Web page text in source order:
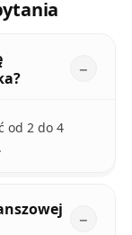
od 2 do 4